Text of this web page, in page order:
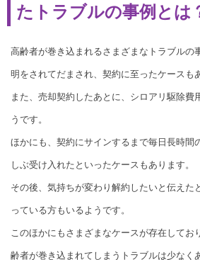
たトラブルの事例とは
高齢者が巻き込まれるさまざまなトラブルの
明をされてだまされ、契約に至ったケースも
また、売却契約したあとに、シロアリ駆除費
うです。
ほかにも、契約にサインするまで毎日長時間
しぶ受け入れたといったケースもあります。
その後、気持ちが変わり解約したいと伝えた
っている方もいるようです。
このほかにもさまざまなケースが存在してお
齢者が巻き込まれてしまうトラブルは少なく